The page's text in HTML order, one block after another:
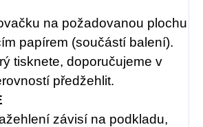
na požadovanou plochu
papírem (součástí balení).
tisknete, doporučujeme v
předžehlit.
závisí na podkladu,